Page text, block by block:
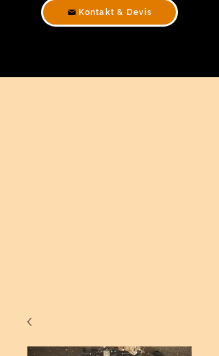
Kontakt & Devis